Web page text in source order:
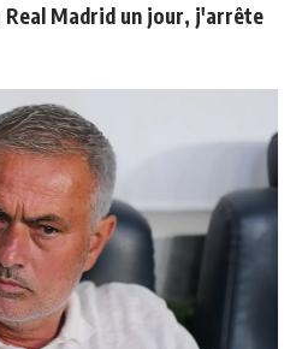
Madrid un jour, j'arrête